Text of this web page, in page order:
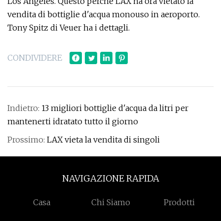
vendita di bottiglie d'acqua monouso in aeroporto.
Tony Spitz di Veuer ha i dettagli.
CONDIVIDERE
Indietro: 13 migliori bottiglie d'acqua da litri per
mantenerti idratato tutto il giorno
Prossimo: LAX vieta la vendita di singoli
NAVIGAZIONE RAPIDA
Casa Chi Siamo Prodotti